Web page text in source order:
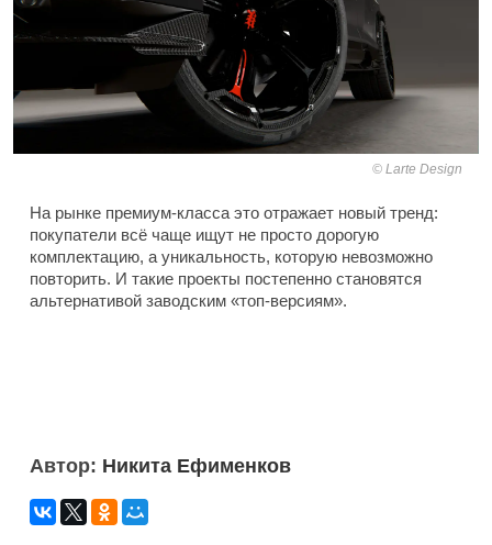
Larte Design
На рынке премиум-класса это отражает новый тренд:
покупатели всё чаще ищут не просто дорогую
комплектацию, а уникальность, которую невозможно
повторить. И такие проекты постепенно становятся
альтернативой заводским «топ-версиям».
Автор: Никита Ефименков